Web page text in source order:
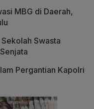
MBG di Daerah,
Swasta
Pergantian Kapolri